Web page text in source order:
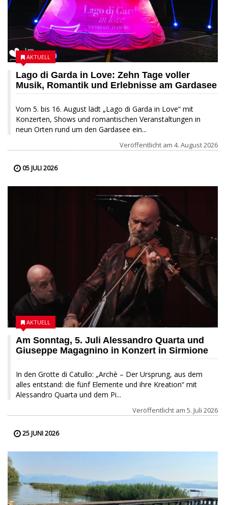
Lago di Garda in Love: Zehn Tage voller
Musik, Romantik und Erlebnisse am Gardasee
Vom 5. bis 16. August lädt „Lago di Garda in Love“ mit
Konzerten, Shows und romantischen Veranstaltungen in
neun Orten rund um den Gardasee ein...
AKTUELL
Veröffentlicht am 4. August 2026
05 JULI 2026
Am Sonntag, 5. Juli Alessandro Quarta und
Giuseppe Magagnino in Konzert in Sirmione
In den Grotte di Catullo: „Archè – Der Ursprung, aus dem
alles entstand: die fünf Elemente und ihre Kreation“ mit
Alessandro Quarta und dem Pi...
AKTUELL
Veröffentlicht am 5. Juli 2026
25 JUNI 2026